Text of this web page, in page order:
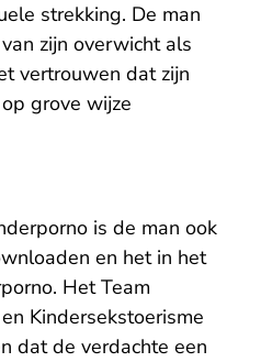
strekking. De man
zijn overwicht als
vertrouwen dat zijn
grove wijze
is de man ook
en het in het
Het Team
Kindersekstoerisme
dat de verdachte een